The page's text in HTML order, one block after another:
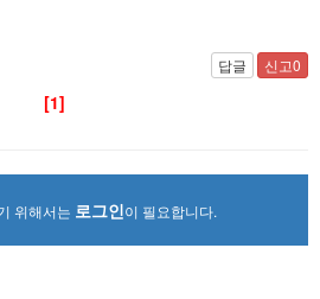
답글 신고0
[1]
위해서는 로그인이 필요합니다.